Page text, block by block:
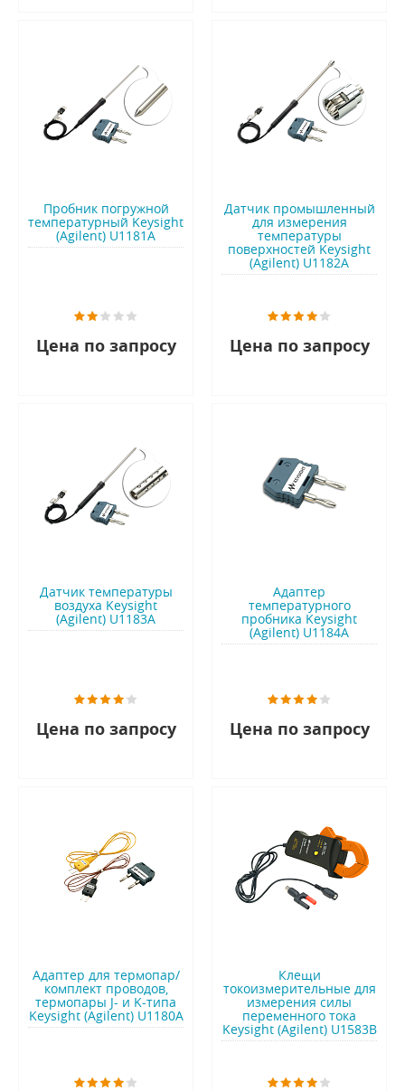
Пробник погружной
температурный Keysight
(Agilent) U1181A
Цена по запросу
Датчик промышленный
для измерения
температуры
поверхностей Keysight
(Agilent) U1182A
Цена по запросу
Датчик температуры
воздуха Keysight
(Agilent) U1183A
Цена по запросу
Адаптер
температурного
пробника Keysight
(Agilent) U1184A
Цена по запросу
Адаптер для термопар/
комплект проводов,
термопары J- и K-типа
Keysight (Agilent) U1180A
Клещи
токоизмерительные для
измерения силы
переменного тока
Keysight (Agilent) U1583B